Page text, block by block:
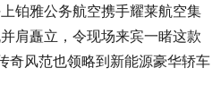
铂雅公务航空携手耀莱航空集
肩矗立，令现场来宾一睹这款
奇风范也领略到新能源豪华轿车